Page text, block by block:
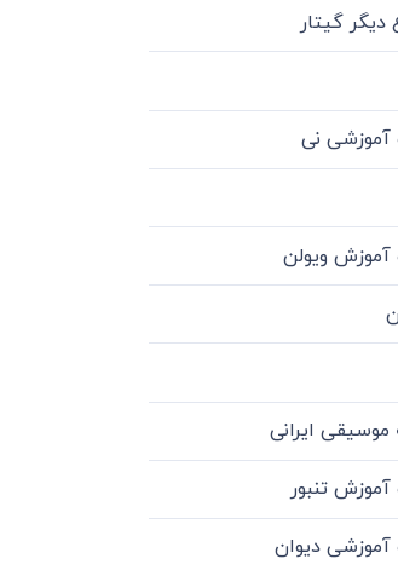
دیگر گیتار
نی
ویولن
ایرانی
تنبور
دیوان